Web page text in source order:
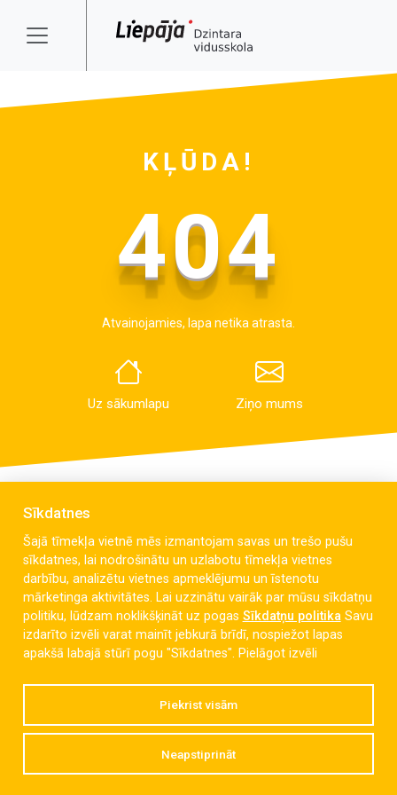
KĻŪDA!
404
Atvainojamies, lapa netika atrasta.
Uz sākumlapu Ziņo mums
Celmu iela 6, Liepāja, LV-3405
dzintaravsk@liepaja.edu.lv
+371 634 427 10
Sīkdatnes
Šajā tīmekļa vietnē mēs izmantojam savas un trešo pušu
sīkdatnes, lai nodrošinātu un uzlabotu tīmekļa vietnes
darbību, analizētu vietnes apmeklējumu un īstenotu
mārketinga aktivitātes. Lai uzzinātu vairāk par mūsu sīkdatņu
politiku, lūdzam noklikšķināt uz pogas Sīkdatņu politikaSavu
izdarīto izvēli varat mainīt jebkurā brīdī, nospiežot lapas
apakšā labajā stūrī pogu "Sīkdatnes". Pielāgot izvēli
Piekrist visām
Neapstiprināt